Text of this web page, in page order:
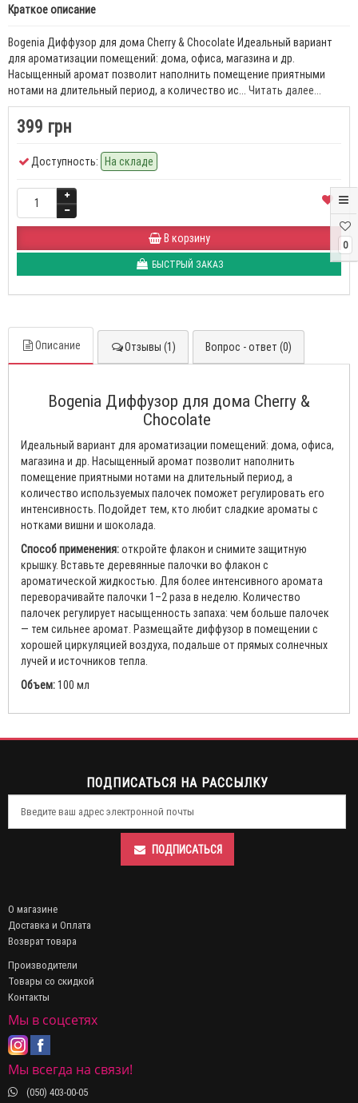
0
Краткое описание
Bogenia Диффузор для дома Cherry & Chocolate Идеальный вариант
для ароматизации помещений: дома, офиса, магазина и др.
Насыщенный аромат позволит наполнить помещение приятными
нотами на длительный период, а количество ис... Читать далее...
399 грн
Доступность: На складе
В корзину
БЫСТРЫЙ ЗАКАЗ
Описание Отзывы (1) Вопрос - ответ (0)
Bogenia Диффузор для дома Cherry &
Chocolate
Идеальный вариант для ароматизации помещений: дома, офиса,
магазина и др. Насыщенный аромат позволит наполнить
помещение приятными нотами на длительный период, а
количество используемых палочек поможет регулировать его
интенсивность. Подойдет тем, кто любит сладкие ароматы с
нотками вишни и шоколада.
Способ применения:откройте флакон и снимите защитную
крышку. Вставьте деревянные палочки во флакон с
ароматической жидкостью. Для более интенсивного аромата
переворачивайте палочки 1–2 раза в неделю. Количество
палочек регулирует насыщенность запаха: чем больше палочек
— тем сильнее аромат. Размещайте диффузор в помещении с
хорошей циркуляцией воздуха, подальше от прямых солнечных
лучей и источников тепла.
Объем:100 мл
ПОДПИСАТЬСЯ НА РАССЫЛКУ
ПОДПИСАТЬСЯ
О магазине
Доставка и Оплата
Возврат товара
Производители
Товары со скидкой
Контакты
Мы в соцсетях
Мы всегда на связи!
(050) 403-00-05